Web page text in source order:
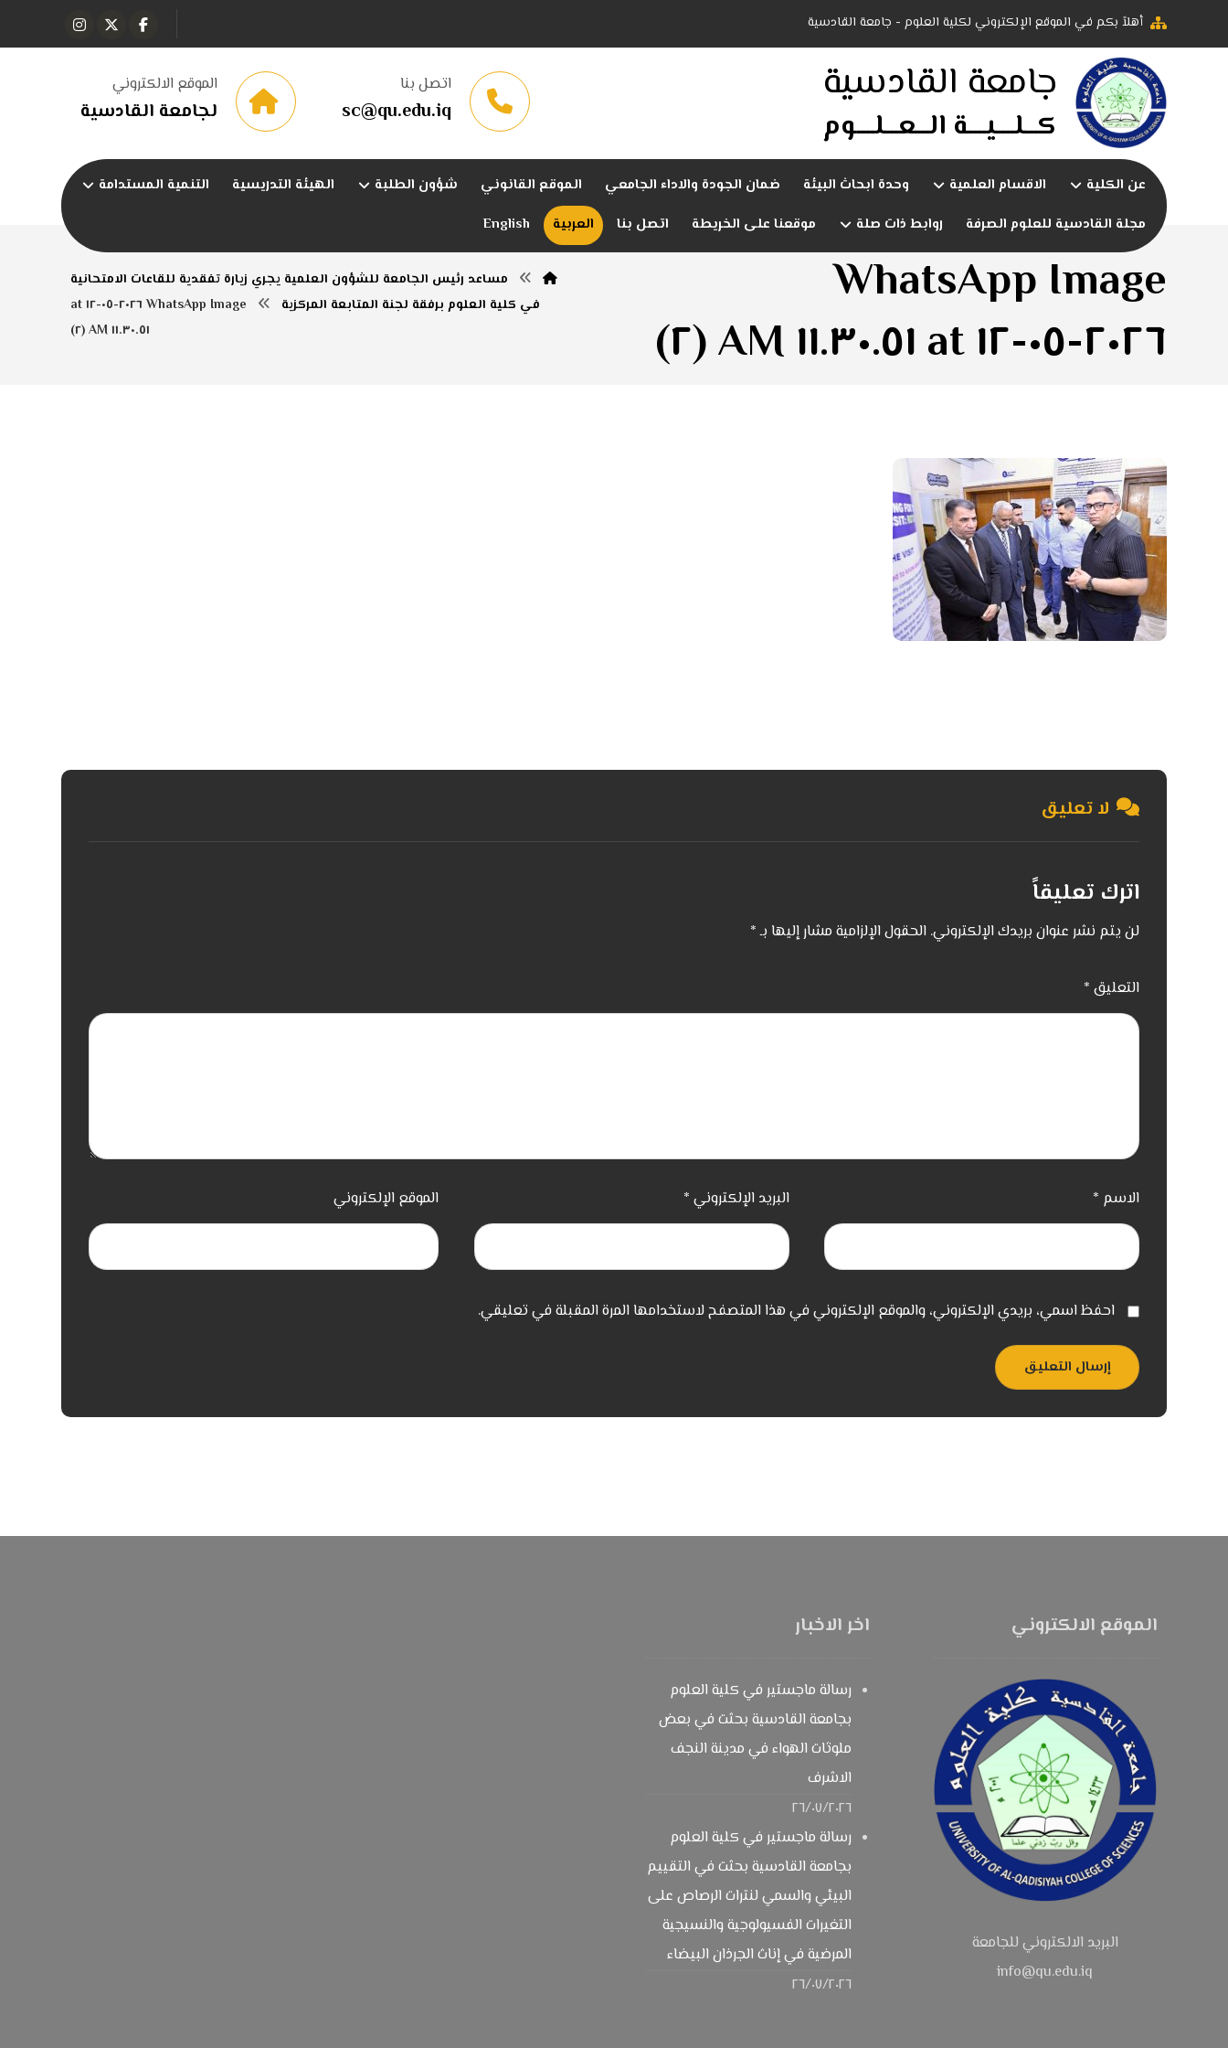
أهلاً بكم في الموقع الإلكتروني لكلية العلوم - جامعة القادسية
جامعة القادسية
كـــلــــيــــة الـــعـــلــــوم
الموقع الالكتروني
لجامعة القادسية
اتصل بنا
sc@qu.edu.iq
عن الكلية الاقسام العلمية وحدة ابحاث البيئة ضمان الجودة والاداء الجامعي الموقع القانوني شؤون الطلبة الهيئة التدريسية
التنمية المستدامة
مجلة القادسية للعلوم الصرفة
روابط ذات صلة موقعنا على الخريطة اتصل بنا العربية English
WhatsApp Image
٢٠٢٦-٠٥-١٢ at ١١.٣٠.٥١ AM (٢)
مساعد رئيس الجامعة للشؤون العلمية يجري زيارة تفقدية للقاعات الامتحانية
في كلية العلوم برفقة لجنة المتابعة المركزية
WhatsApp Image ٢٠٢٦-٠٥-١٢ at
١١.٣٠.٥١ AM (٢)
لا تعليق
اترك تعليقاً
لن يتم نشر عنوان بريدك الإلكتروني. الحقول الإلزامية مشار إليها بـ*
التعليق *
الاسم * البريد الإلكتروني * الموقع الإلكتروني
احفظ اسمي، بريدي الإلكتروني، والموقع الإلكتروني في هذا المتصفح لاستخدامها المرة المقبلة في تعليقي.
إرسال التعليق
الموقع الالكتروني
البريد الالكتروني للجامعة
info@qu.edu.iq
اخر الاخبار
رسالة ماجستير في كلية العلوم
بجامعة القادسية بحثت في بعض
ملوثات الهواء في مدينة النجف
الاشرف
٢٦/٠٧/٢٠٢٦
رسالة ماجستير في كلية العلوم
بجامعة القادسية بحثت في التقييم
البيئي والسمي لنترات الرصاص على
التغيرات الفسيولوجية والنسيجية
المرضية في إناث الجرذان البيضاء
٢٦/٠٧/٢٠٢٦